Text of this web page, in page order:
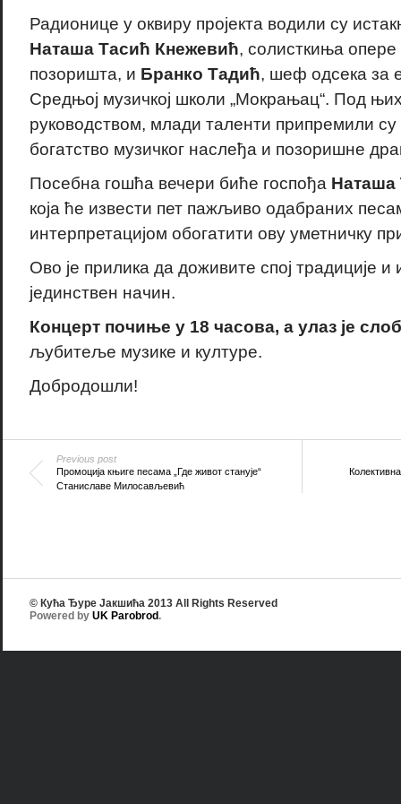
Радионице у оквиру пројекта водили су
Наташа Тасић Кнежевић, солисткиња опере
позоришта, и Бранко Тадић, шеф одсека за
Средњој музичкој школи „Мокрањац“. Под
руководством, млади таленти припремили су
богатство музичког наслеђа и позоришне
Посебна гошћа вечери биће госпођа Наташа
која ће извести пет пажљиво одабраних
интерпретацијом обогатити ову уметничку
Ово је прилика да доживите спој традиције и
јединствен начин.
Концерт почиње у 18 часова, а улаз је
љубитеље музике и културе.
Добродошли!
Previous post
Промоција књиге песама „Где живот станује“
Станиславе Милосављевић
© Кућа Ђуре Јакшића 2013 All Rights Reserved
Powered by UK Parobrod.